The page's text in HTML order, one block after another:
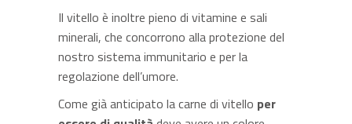
Il vitello è inoltre pieno di vitamine e sali
minerali, che concorrono alla protezione del
nostro sistema immunitario e per la
regolazione dell’umore.
Come già anticipato la carne di vitello per